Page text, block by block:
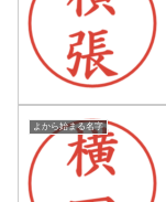
よから始まる名字